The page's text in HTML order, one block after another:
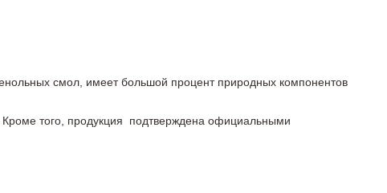
смол, имеет большой процент природных компонентов
Кроме того, продукция подтверждена официальными